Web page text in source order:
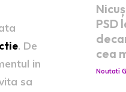
. De
in
sa
PSD
cea
Noutati